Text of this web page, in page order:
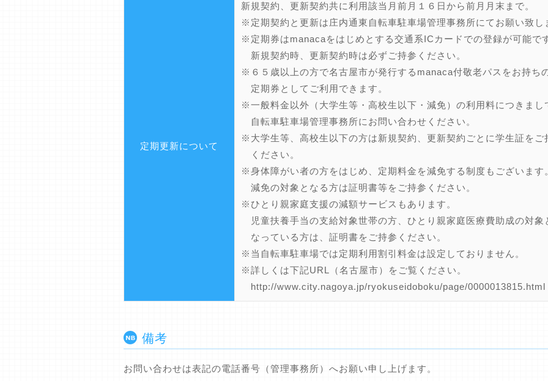
定期更新について
新規契約、更新契約共に利用該当月前月１６日から前月月末まで。
※定期契約と更新は庄内通東自転車駐車場管理事務所にてお願い致し
※定期券はmanacaをはじめとする交通系ICカードでの登録が可能で
新規契約時、更新契約時は必ずご持参ください。
※６５歳以上の方で名古屋市が発行するmanaca付敬老パスをお持ち
定期券としてご利用できます。
※一般料金以外（大学生等・高校生以下・減免）の利用料につきまし
自転車駐車場管理事務所にお問い合わせください。
※大学生等、高校生以下の方は新規契約、更新契約ごとに学生証をご
ください。
※身体障がい者の方をはじめ、定期料金を減免する制度もございます
減免の対象となる方は証明書等をご持参ください。
※ひとり親家庭支援の減額サービスもあります。
児童扶養手当の支給対象世帯の方、ひとり親家庭医療費助成の対象
なっている方は、証明書をご持参ください。
※当自転車駐車場では定期利用割引料金は設定しておりません。
※詳しくは下記URL（名古屋市）をご覧ください。
http://www.city.nagoya.jp/ryokuseidoboku/page/0000013815.html
備考
お問い合わせは表記の電話番号（管理事務所）へお願い申し上げます。